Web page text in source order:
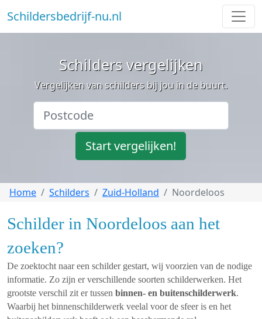
Schildersbedrijf-nu.nl
Schilders vergelijken
Vergelijken van schilders bij jou in de buurt.
Start vergelijken!
Home Schilders Zuid-Holland Noordeloos
Schilder in Noordeloos aan het
zoeken?
De zoektocht naar een schilder gestart, wij voorzien van de nodige
informatie. Zo zijn er verschillende soorten schilderwerken. Het
grootste verschil zit er tussen binnen- en buitenschilderwerk.
Waarbij het binnenschilderwerk veelal voor de sfeer is en het